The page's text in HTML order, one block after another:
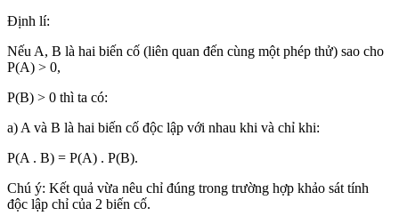
Định lí:
Nếu A, B là hai biến cố (liên quan đến cùng một phép thử) sao cho
P(A) > 0,
P(B) > 0 thì ta có:
a) A và B là hai biến cố độc lập với nhau khi và chỉ khi:
P(A . B) = P(A) . P(B).
Chú ý: Kết quả vừa nêu chỉ đúng trong trường hợp khảo sát tính
độc lập chỉ của 2 biến cố.